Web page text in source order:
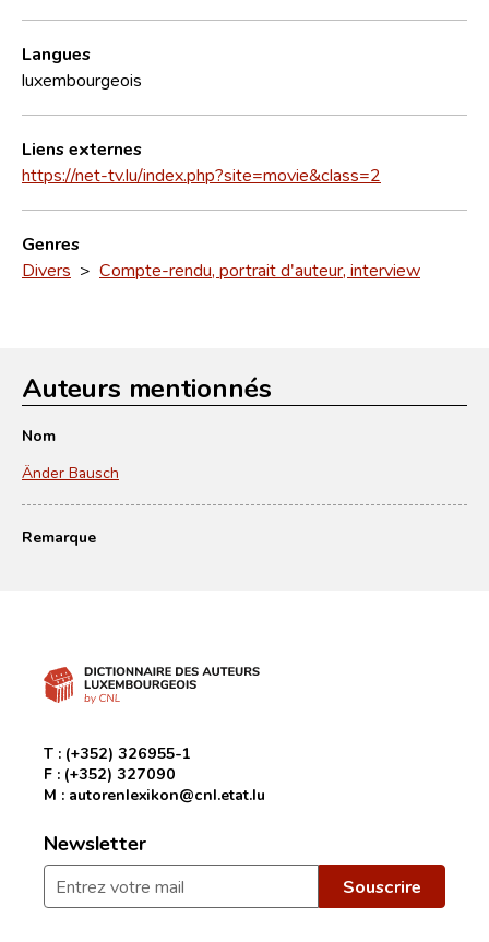
Langues
luxembourgeois
Liens externes
https://net-tv.lu/index.php?site=movie&class=2
Genres
Divers > Compte-rendu, portrait d'auteur, interview
Auteurs mentionnés
Nom
Änder Bausch
Remarque
T : (+352) 326955-1
F : (+352) 327090
M : autorenlexikon@cnl.etat.lu
Newsletter